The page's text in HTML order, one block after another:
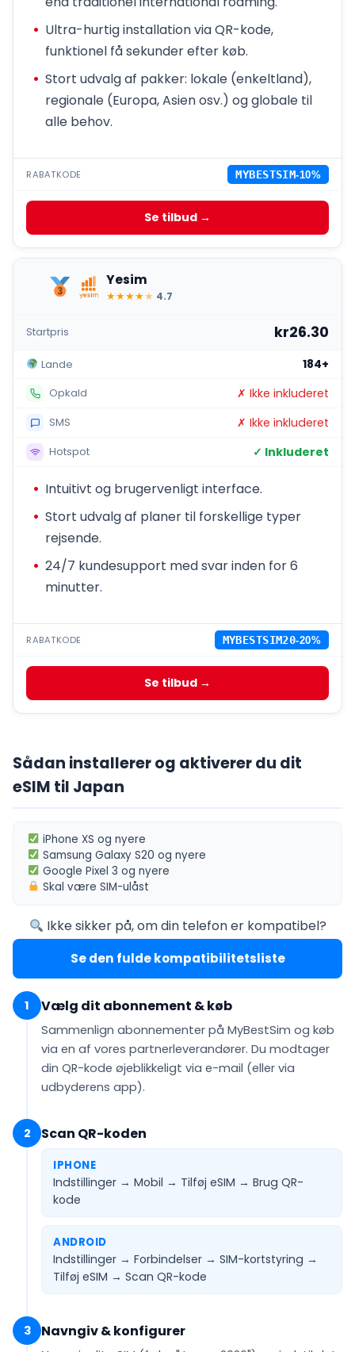
Ultra-hurtig installation via QR-kode,
funktionel få sekunder efter køb.
Stort udvalg af pakker: lokale (enkeltland),
regionale (Europa, Asien osv.) og globale til
alle behov.
RABATKODE MYBESTSIM-10%
Se tilbud →
Yesim
★★★★★ 4.7
Startpris kr26.30
Lande 184+
Opkald ✗ Ikke inkluderet
SMS ✗ Ikke inkluderet
Hotspot ✓ Inkluderet
Intuitivt og brugervenligt interface.
Stort udvalg af planer til forskellige typer
rejsende.
24/7 kundesupport med svar inden for 6
minutter.
RABATKODE MYBESTSIM20-20%
Se tilbud →
Sådan installerer og aktiverer du dit
eSIM til Japan
iPhone XS og nyere
Samsung Galaxy S20 og nyere
Google Pixel 3 og nyere
Skal væreSIM-ulåst
Ikke sikker på, om din telefon er kompatibel?
Se den fulde kompatibilitetsliste
1 Vælg dit abonnement & køb
Sammenlign abonnementer på MyBestSim og køb
via en af vores partnerleverandører. Du modtager
din QR-kode øjeblikkeligt via e-mail (eller via
udbyderens app).
2 Scan QR-koden
IPHONE
Indstillinger → Mobil → Tilføj eSIM → Brug QR-
kode
ANDROID
Indstillinger → Forbindelser → SIM-kortstyring →
Tilføj eSIM → Scan QR-kode
3 Navngiv & konfigurer